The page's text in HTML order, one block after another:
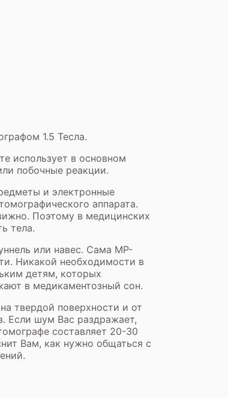
1.5 Тесла.
использует в основном
побочные реакции.
и электронные
аппарата.
Поэтому в медицинских
тела.
или навес. Сама МР-
Никакой необходимости в
детям, которых
в медикаментозный сон.
твердой поверхности и от
Если шум Вас раздражает,
составляет 20-30
Вам, как нужно общаться с